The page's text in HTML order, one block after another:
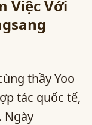
Việc Với
thầy Yoo
tác quốc tế,
Ngày